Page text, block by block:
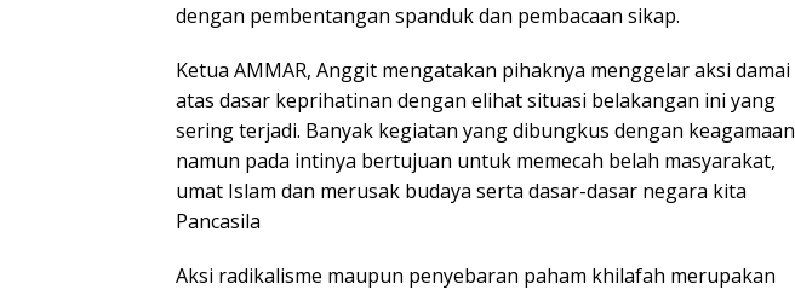
dengan pembentangan spanduk dan pembacaan sikap.
Ketua AMMAR, Anggit mengatakan pihaknya menggelar aksi damai
atas dasar keprihatinan dengan elihat situasi belakangan ini yang
sering terjadi. Banyak kegiatan yang dibungkus dengan keagamaan
namun pada intinya bertujuan untuk memecah belah masyarakat,
umat Islam dan merusak budaya serta dasar-dasar negara kita
Pancasila
Aksi radikalisme maupun penyebaran paham khilafah merupakan